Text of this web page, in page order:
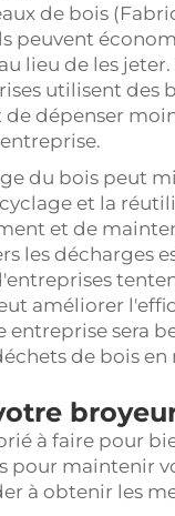
de bois
peuvent
lieu de les
utilisent des
de dépenser
du bois peut
et la
et de
les décharges
améliorer
entreprise sera
de bois
à faire pour
pour maintenir
à obtenir les